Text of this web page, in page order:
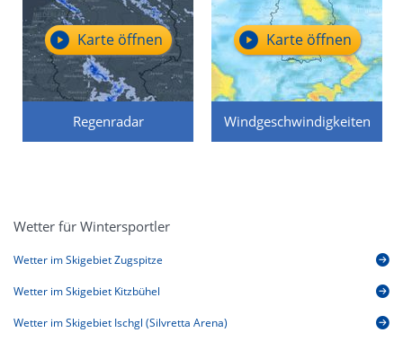
Regenradar
Karte öffnen
Windgeschwindigkeiten
Karte öffnen
Wetter für Wintersportler
Wetter im Skigebiet Zugspitze
Wetter im Skigebiet Kitzbühel
Wetter im Skigebiet Ischgl (Silvretta Arena)